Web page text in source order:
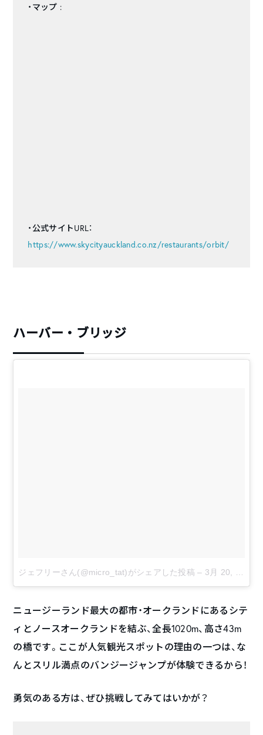
・マップ :
・公式サイトURL：
https://www.skycityauckland.co.nz/restaurants/orbit/
ハーバー・ブリッジ
ジェフリーさん(@micro_tat)がシェアした投稿 – 3月 20, 2018 at 2:13午前 PDT
ニュージーランド最大の都市・オークランドにあるシテ
ィとノースオークランドを結ぶ、全長1020m、高さ43m
の橋です。ここが人気観光スポットの理由の一つは、な
んとスリル満点のバンジージャンプが体験できるから！
勇気のある方は、ぜひ挑戦してみてはいかが？